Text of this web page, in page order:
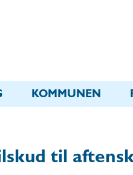
KOMMUNEN
til